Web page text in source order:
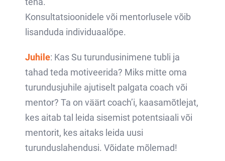
Konsultatsioonidele või mentorlusele võib
lisanduda individuaalõpe.
Juhile: Kas Su turundusinimene tubli ja
tahad teda motiveerida? Miks mitte oma
turundusjuhile ajutiselt palgata coach või
mentor? Ta on väärt coach’i, kaasamõtlejat,
kes aitab tal leida sisemist potentsiaali või
mentorit, kes aitaks leida uusi
turunduslahendusi. Võidate mõlemad!